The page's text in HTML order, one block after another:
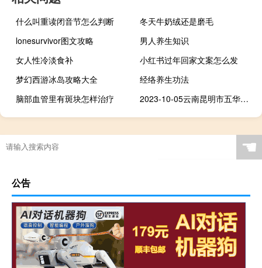
什么叫重读闭音节怎么判断
冬天牛奶绒还是磨毛
lonesurvivor图文攻略
男人养生知识
女人性冷淡食补
小红书过年回家文案怎么发
梦幻西游冰岛攻略大全
经络养生功法
脑部血管里有斑块怎样治疗
2023-10-05云南昆明市五华区(鹿茸菇)的报价是多少
☚
公告